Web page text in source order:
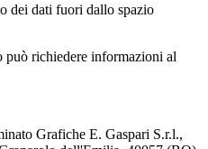
dei dati fuori dallo spazio
può richiedere informazioni al
Grafiche E. Gaspari S.r.l.,